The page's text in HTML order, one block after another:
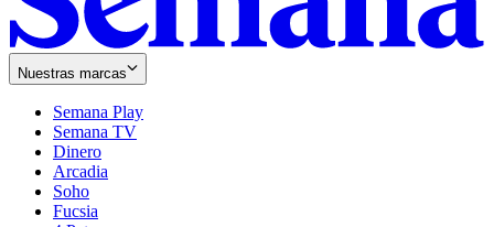
Nuestras marcas
Semana Play
Semana TV
Dinero
Arcadia
Soho
in
Fucsia